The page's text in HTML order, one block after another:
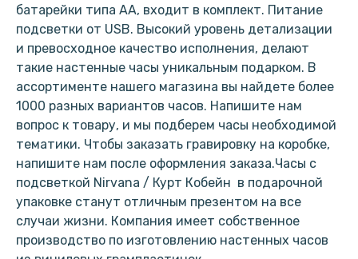
батарейки типа АА, входит в комплект. Питание
подсветки от USB. Высокий уровень детализации
и превосходное качество исполнения, делают
такие настенные часы уникальным подарком. В
ассортименте нашего магазина вы найдете более
1000 разных вариантов часов. Напишите нам
вопрос к товару, и мы подберем часы необходимой
тематики. Чтобы заказать гравировку на коробке,
напишите нам после оформления заказа.Часы с
подсветкой Nirvana / Курт Кобейн в подарочной
упаковке станут отличным презентом на все
случаи жизни. Компания имеет собственное
производство по изготовлению настенных часов